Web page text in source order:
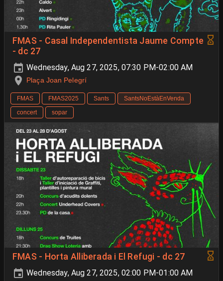
FMAS - Casal Independentista Jaume Compte
- dc 27
Wednesday, Aug 27, 2025, 07:30 PM-02:00 AM
Plaça Joan Pelegrí
FMAS FMAS2025 Sants
SantsNoEstàEnVenda
concert
sopar
FMAS - Horta Alliberada i El Refugi - dc 27
Wednesday, Aug 27, 2025, 02:00 PM-01:00 AM